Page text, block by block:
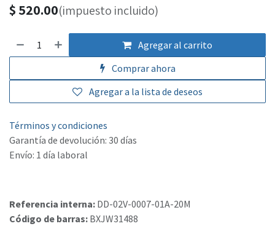
$ 520.00(impuesto incluido)
Agregar al carrito
Comprar ahora
Agregar a la lista de deseos
Términos y condiciones
Garantía de devolución: 30 días
Envío: 1 día laboral
Referencia interna: DD-02V-0007-01A-20M
Código de barras: BXJW31488